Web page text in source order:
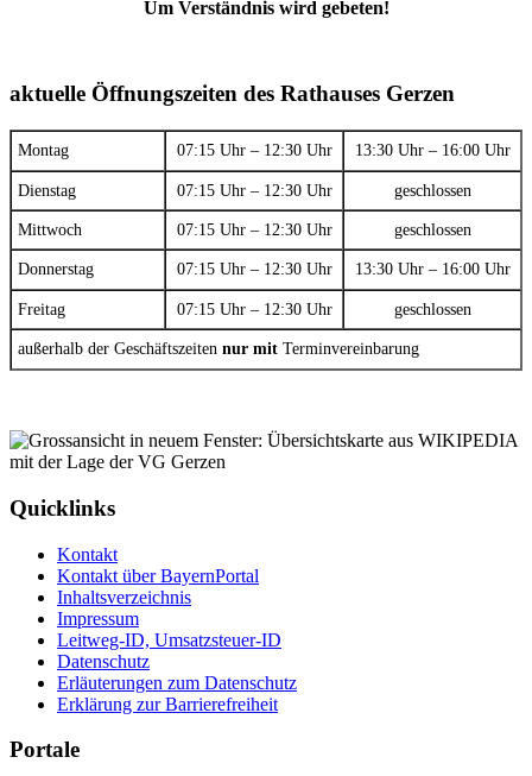
Um Verständnis wird gebeten!
aktuelle Öffnungszeiten des Rathauses Gerzen
Montag 07:15 Uhr – 12:30 Uhr 13:30 Uhr – 16:00 Uhr
Dienstag 07:15 Uhr – 12:30 Uhr geschlossen
Mittwoch 07:15 Uhr – 12:30 Uhr geschlossen
Donnerstag 07:15 Uhr – 12:30 Uhr 13:30 Uhr – 16:00 Uhr
Freitag 07:15 Uhr – 12:30 Uhr geschlossen
außerhalb der Geschäftszeiten nur mit Terminvereinbarung
Quicklinks
Kontakt
Kontakt über BayernPortal
Inhaltsverzeichnis
Impressum
Leitweg-ID, Umsatzsteuer-ID
Datenschutz
Erläuterungen zum Datenschutz
Erklärung zur Barrierefreiheit
Portale